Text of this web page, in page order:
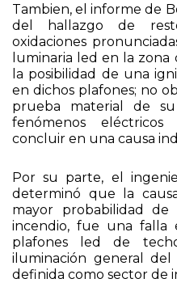
Tambien, el informe de
del hallazgo de
oxidaciones
luminaria led en la
la posibilidad de una
en dichos plafones; no
prueba material de
fenómenos
concluir en una causa
Por su parte, el
determinó que la
mayor probabilidad de
incendio, fue una falla
plafones led de
iluminación general
definida como sector de